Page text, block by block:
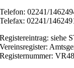
Telefon: 02241/
Telefax: 02241/
Registereintrag: siehe
Vereinsregister:
Registernummer: